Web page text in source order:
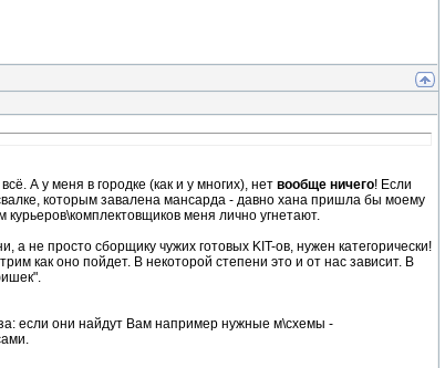
А у меня в городке (как и у многих), нет вообще ничего! Если
которым завалена мансарда - давно хана пришла бы моему
курьеров\комплектовщиков меня лично угнетают.
а не просто сборщику чужих готовых KIT-ов, нужен категорически!
как оно пойдет. В некоторой степени это и от нас зависит. В
если они найдут Вам например нужные м\схемы -